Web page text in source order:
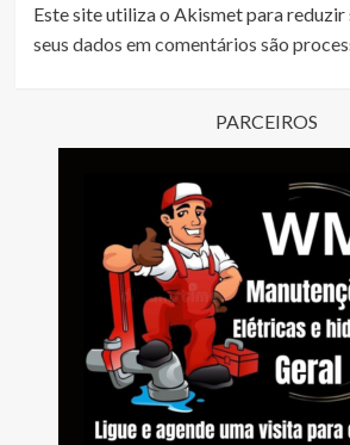
Este site utiliza o Akismet para reduzir
seus dados em comentários são
PARCEIROS